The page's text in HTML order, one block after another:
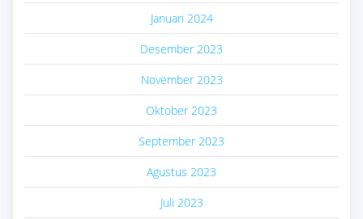
Januari 2024
Desember 2023
November 2023
Oktober 2023
September 2023
Agustus 2023
Juli 2023